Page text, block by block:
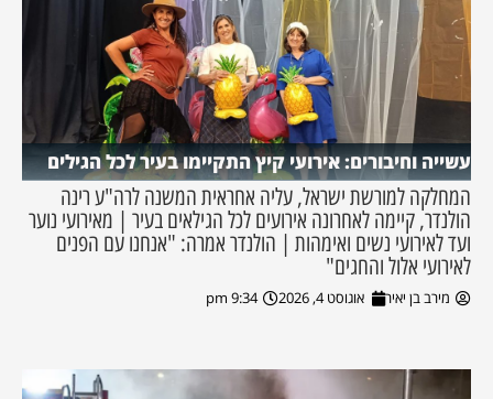
עשייה וחיבורים: אירועי קיץ התקיימו בעיר לכל הגילים
המחלקה למורשת ישראל, עליה אחראית המשנה לרה"ע רינה
הולנדר, קיימה לאחרונה אירועים לכל הגילאים בעיר | מאירועי נוער
ועד לאירועי נשים ואימהות | הולנדר אמרה: "אנחנו עם הפנים
לאירועי אלול והחגים"
מירב בן יאיר אוגוסט 4, 2026 9:34 pm